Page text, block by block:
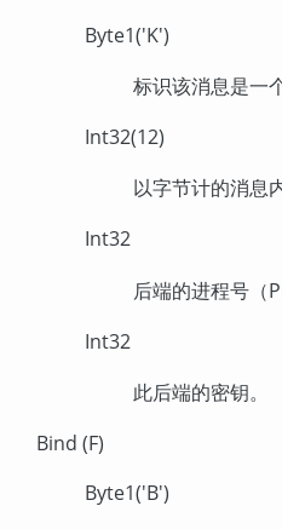
Byte1('K')
标识该消息是一
Int32(12)
以字节计的消息
Int32
后端的进程号（
Int32
此后端的密钥。
Bind (F)
Byte1('B')